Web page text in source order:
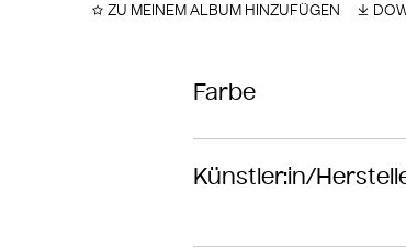
ZU MEINEM ALBUM HINZUFÜGEN
Farbe
Künstler:in/